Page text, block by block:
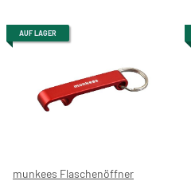
AUF LAGER
munkees Flaschenöffner